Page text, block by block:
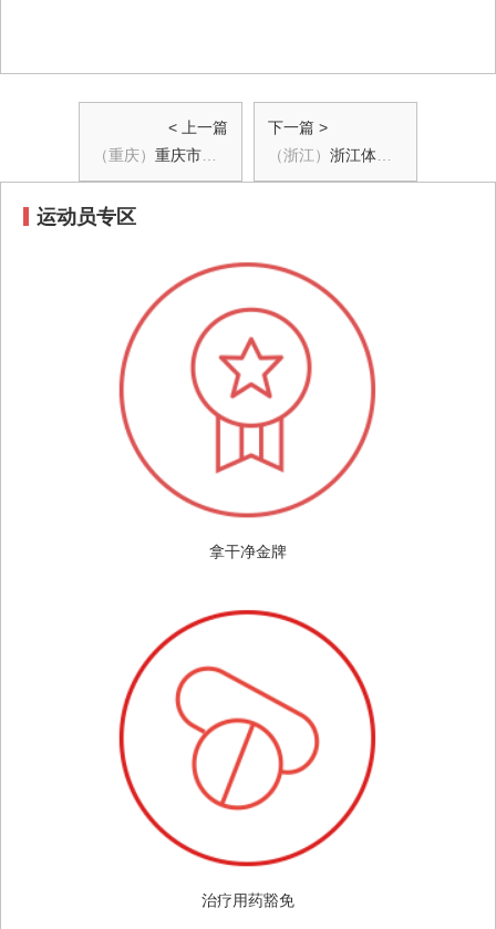
< 上一篇
（重庆）重庆市体科所（重庆市反兴奋剂中心）组织参加《检查与调查国际标准》专题学习
下一篇 >
（浙江） 浙江体育职业技术学院小球系多点发力 筑牢纯洁体育防线
运动员专区
拿干净金牌
治疗用药豁免